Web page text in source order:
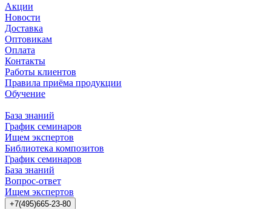
Акции
Новости
Доставка
Оптовикам
Оплата
Контакты
Работы клиентов
Правила приёма продукции
Обучение
База знаний
График семинаров
Ищем экспертов
Библиотека композитов
График семинаров
База знаний
Вопрос-ответ
Ищем экспертов
+7(495)665-23-80